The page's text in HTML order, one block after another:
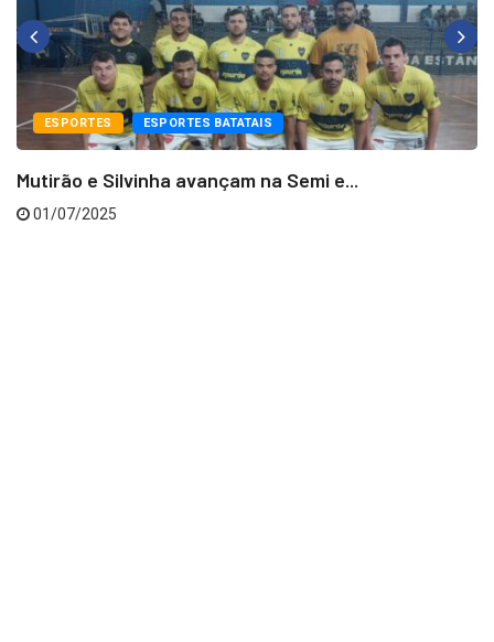
ESPORTES ESPORTES BATATAIS
Mutirão e Silvinha avançam na Semi e...
01/07/2025